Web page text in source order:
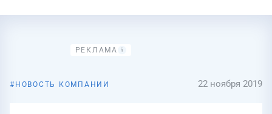
НОВОСТЬ КОМПАНИИ 22 ноября 2019